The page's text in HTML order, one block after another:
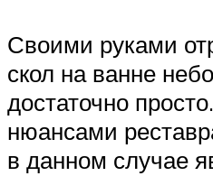
Своими руками
скол на ванне
достаточно
нюансами
в данном случае